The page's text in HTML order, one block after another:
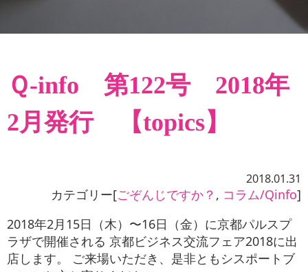
お問い合わせ
Ｑ-info 第122号 2018年
2月発行 【topics】
2018.01.31
カテゴリー[ごぞんじですか？ , コラム/Qinfo]
2018年2月15日（木）〜16日（金）に京都パルスプ
ラザで開催される 京都ビジネス交流フェア2018に出
店します。 ご来場いただき、是非ともシスポートブ